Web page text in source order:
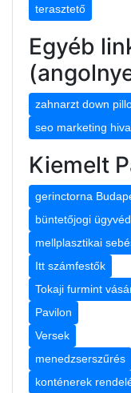
terasztető
Egyéb
zahnarzt down
seo marketing
Kiemelt
gerinctorna
büntetőjogi ügyvéd
mellplasztikai
Itt számfestők
Tokaji furmint
Pavilon
Versek
menedzserszűrés
konténerek